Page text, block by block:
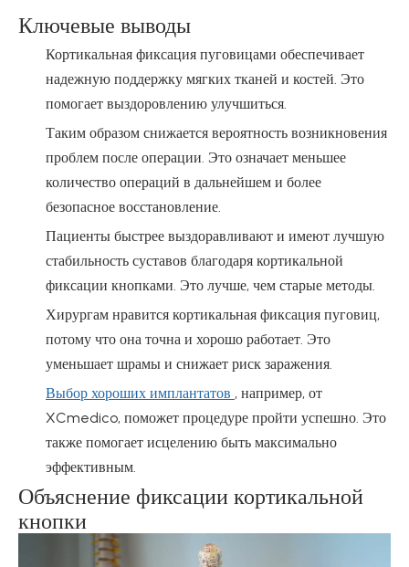
Ключевые выводы
Кортикальная фиксация пуговицами обеспечивает
надежную поддержку мягких тканей и костей. Это
помогает выздоровлению улучшиться.
Таким образом снижается вероятность возникновения
проблем после операции. Это означает меньшее
количество операций в дальнейшем и более
безопасное восстановление.
Пациенты быстрее выздоравливают и имеют лучшую
стабильность суставов благодаря кортикальной
фиксации кнопками. Это лучше, чем старые методы.
Хирургам нравится кортикальная фиксация пуговиц,
потому что она точна и хорошо работает. Это
уменьшает шрамы и снижает риск заражения.
Выбор хороших имплантатов , например, от
XCmedico, поможет процедуре пройти успешно. Это
также помогает исцелению быть максимально
эффективным.
Объяснение фиксации кортикальной
кнопки